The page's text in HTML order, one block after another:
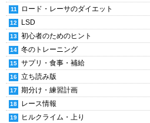
ロード・レーサのダイエット
LSD
初心者のためのヒント
冬のトレーニング
サプリ・食事・補給
立ち読み版
期分け・練習計画
レース情報
ヒルクライム・上り